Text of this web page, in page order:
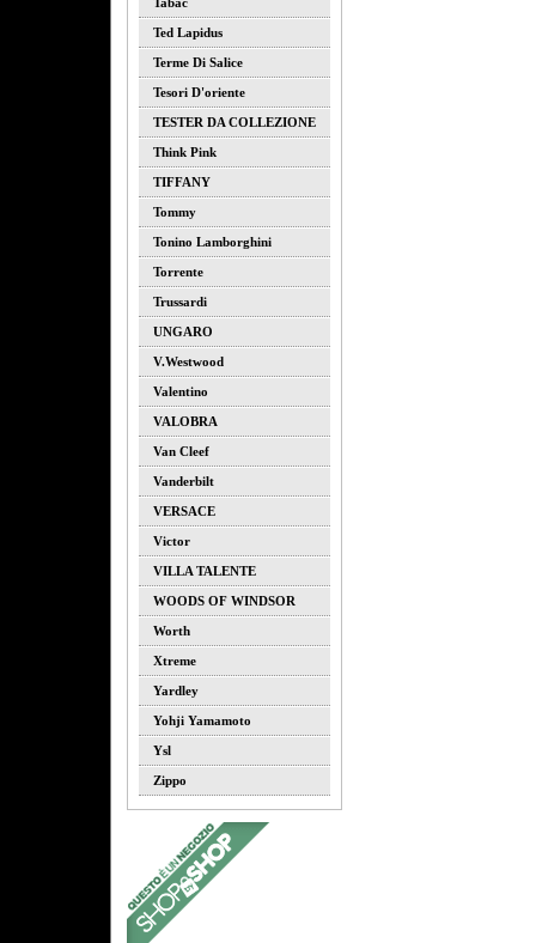
Ted Lapidus
Terme Di Salice
Tesori D'oriente
TESTER DA COLLEZIONE
Think Pink
TIFFANY
Tommy
Tonino Lamborghini
Torrente
Trussardi
UNGARO
V.westwood
Valentino
VALOBRA
Van Cleef
Vanderbilt
VERSACE
Victor
VILLA TALENTE
WOODS OF WINDSOR
Worth
Xtreme
Yardley
Yohji Yamamoto
Ysl
Zippo